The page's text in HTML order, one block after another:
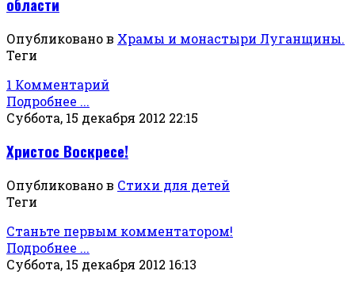
области
Опубликовано в Храмы и монастыри Луганщины.
Теги
1 Комментарий
Подробнее ...
Суббота, 15 декабря 2012 22:15
Христос Воскресе!
Опубликовано в Стихи для детей
Теги
Станьте первым комментатором!
Подробнее ...
Суббота, 15 декабря 2012 16:13